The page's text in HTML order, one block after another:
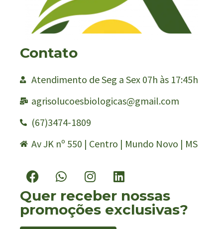
Contato
Atendimento de Seg a Sex 07h às 17:45h
agrisolucoesbiologicas@gmail.com
(67)3474-1809
Av JK nº 550 | Centro | Mundo Novo | MS
Quer receber nossas
promoções exclusivas?